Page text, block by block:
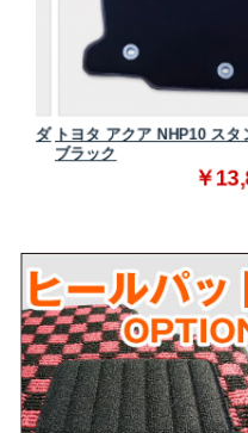
トヨタ アクア NHP10 スタン
ブラック
￥